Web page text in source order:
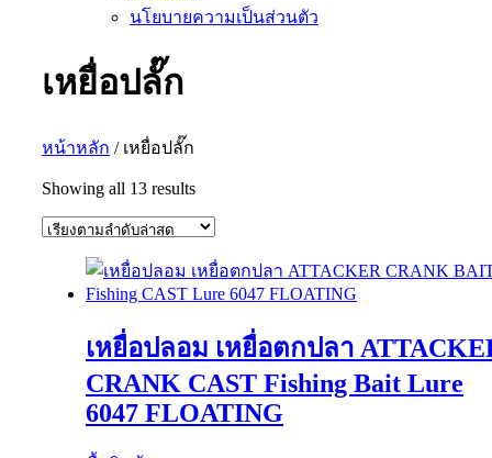
นโยบายความเป็นส่วนตัว
เหยื่อปลั๊ก
หน้าหลัก / เหยื่อปลั๊ก
Showing all 13 resultsSorted
latest
เหยื่อปลอม เหยื่อตกปลา
CRANK CAST Fishing Bait Lure
6047 FLOATING